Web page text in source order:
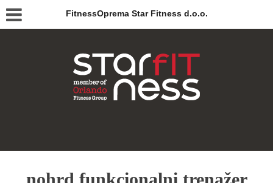
FitnessOprema Star Fitness d.o.o.